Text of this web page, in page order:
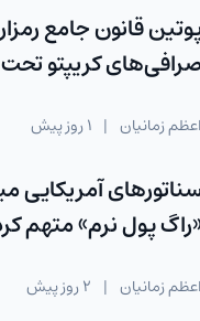
قانون جامع
کریپتو
اعظم زمانیان | 1 روز پیش
آمریکایی
پول نرم» متهم
اعظم زمانیان | 2 روز پیش